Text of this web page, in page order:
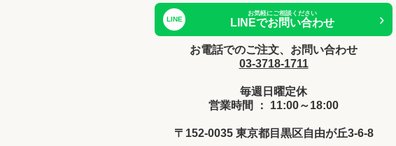
LINE
お気軽にご相談ください
LINEでお問い合わせ ›
お電話でのご注文、お問い合わせ
03-3718-1711
毎週日曜定休
営業時間 ： 11:00～18:00
〒152-0035 東京都目黒区自由が丘3-6-8